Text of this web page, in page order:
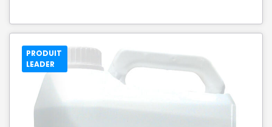
PRODUIT
LEADER